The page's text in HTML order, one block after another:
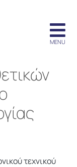
τεχνικού